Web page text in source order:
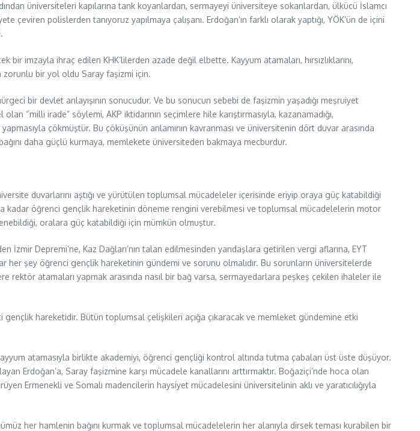
üniversiteleri kapılarına tank koyanlardan, sermayeyi üniversiteye sokanlardan, ülkücü İslamcı
polislerden tanıyoruz yapılmaya çalışanı. Erdoğan’ın farklı olarak yaptığı, YÖK’ün de içini
imzayla ihraç edilen KHK’lilerden azade değil elbette. Kayyum atamaları, hırsızlıklarını,
zorunlu bir yol oldu Saray faşizmi için.
bir devlet anlayışının sonucudur. Ve bu sonucun sebebi de faşizmin yaşadığı meşruiyet
“milli irade” söylemi, AKP iktidarının seçimlere hile karıştırmasıyla, kazanamadığı,
çökmüştür. Bu çöküşünün anlamının kavranması ve üniversitenin dört duvar arasında
daha güçlü kurmaya, memlekete üniversiteden bakmaya mecburdur.
duvarlarını aştığı ve yürütülen toplumsal mücadeleler içerisinde eriyip oraya güç katabildiği
kadar öğrenci gençlik hareketinin döneme rengini verebilmesi ve toplumsal mücadelelerin motor
oralara güç katabildiği için mümkün olmuştur.
Depremi’ne, Kaz Dağları’nın talan edilmesinden yandaşlara getirilen vergi aflarına, EYT
şey öğrenci gençlik hareketinin gündemi ve sorunu olmalıdır. Bu sorunların üniversitelerde
atamaları yapmak arasında nasıl bir bağ varsa, sermayedarlara peşkeş çekilen ihaleler ile
hareketidir. Bütün toplumsal çelişkileri açığa çıkaracak ve memleket gündemine etki
atamasıyla birlikte akademiyi, öğrenci gençliği kontrol altında tutma çabaları üst üste düşüyor.
Erdoğan’a, Saray faşizmine karşı mücadele kanallarını arttırmaktır. Boğaziçi’nde hoca olan
Ermenekli ve Somalı madencilerin haysiyet mücadelesini üniversitelinin aklı ve yaratıcılığıyla
her hamlenin bağını kurmak ve toplumsal mücadelelerin her alanıyla dirsek teması kurabilen bir